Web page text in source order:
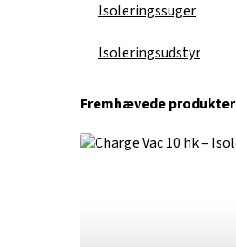
Isoleringssuger
Isoleringsudstyr
Fremhævede produkter